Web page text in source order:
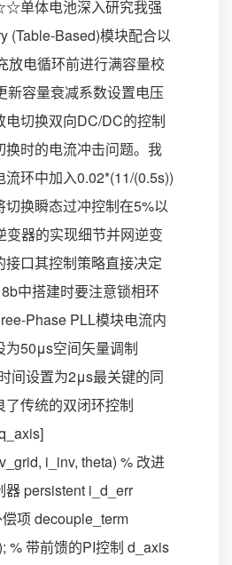
体电池深入研究我强
(Table-Based)模块配合以
放电循环前进行满容量校
新容量衰减系数设置电压
电切换双向DC/DC的控制
换时的电流冲击问题。我
环中加入0.02*(11/(0.5s))
切换瞬态过冲控制在5%以
变器的实现细节并网逆变
口其控制策略直接决定
中搭建时要注意锁相环
Phase PLL模块电流内
为50μs空间矢量调制
间设置为2μs最关键的同
了传统的双闭环控制
i_inv, theta) % 改进
器 persistent i_d_err
项 decouple_term
% 带前馈的PI控制 d_axis